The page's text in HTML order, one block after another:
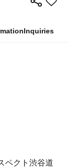
Inquiries
ペクト渋谷道